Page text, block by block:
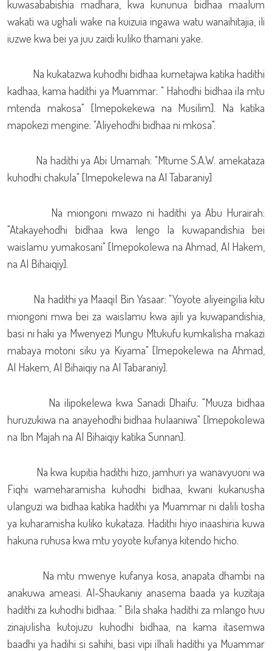
kuwasababishia madhara, kwa kununua bidhaa maalum
wakati wa ughali wake na kuizuia ingawa watu wanaihitajia, ili
iuzwe kwa bei ya juu zaidi kuliko thamani yake.
Na kukatazwa kuhodhi bidhaa kumetajwa katika hadithi
kadhaa, kama hadithi ya Muammar: " Hahodhi bidhaa ila mtu
mtenda makosa" [Imepokekewa na Musilim]. Na katika
mapokezi mengine: "Aliyehodhi bidhaa ni mkosa".
Na hadithi ya Abi Umamah: "Mtume S.A.W. amekataza
kuhodhi chakula" [Imepokelewa na Al Tabaraniy]
Na miongoni mwazo ni hadithi ya Abu Hurairah:
"Atakayehodhi bidhaa kwa lengo la kuwapandishia bei
waislamu yumakosani" [Imepokolewa na Ahmad, Al Hakem,
na Al Bihaiqiy].
Na hadithi ya Maaqil Bin Yasaar: "Yoyote aliyeingilia kitu
miongoni mwa bei za waislamu kwa ajili ya kuwapandishia,
basi ni haki ya Mwenyezi Mungu Mtukufu kumkalisha makazi
mabaya motoni siku ya Kiyama" [Imepokelewa na Ahmad,
Al Hakem, Al Bihaiqiy na Al Tabaraniy].
Na ilipokelewa kwa Sanadi Dhaifu: "Muuza bidhaa
huruzukiwa na anayehodhi bidhaa hulaaniwa" [Imepokolewa
na Ibn Majah na Al Bihaiqiy katika Sunnan].
Na kwa kupitia hadithi hizo, jamhuri ya wanavyuoni wa
Fiqhi wameharamisha kuhodhi bidhaa, kwani kukanusha
ulanguzi wa bidhaa katika hadithi ya Muammar ni dalili tosha
ya kuharamisha kuliko kukataza. Hadithi hiyo inaashiria kuwa
hakuna ruhusa kwa mtu yoyote kufanya kitendo hicho.
Na mtu mwenye kufanya kosa, anapata dhambi na
anakuwa ameasi. Al-Shaukaniy anasema baada ya kuzitaja
hadithi za kuhodhi bidhaa: " Bila shaka hadithi za mlango huu
zinajulisha kutojuzu kuhodhi bidhaa, na kama itasemwa
baadhi ya hadihi si sahihi, basi vipi ilhali hadithi ya Muammar